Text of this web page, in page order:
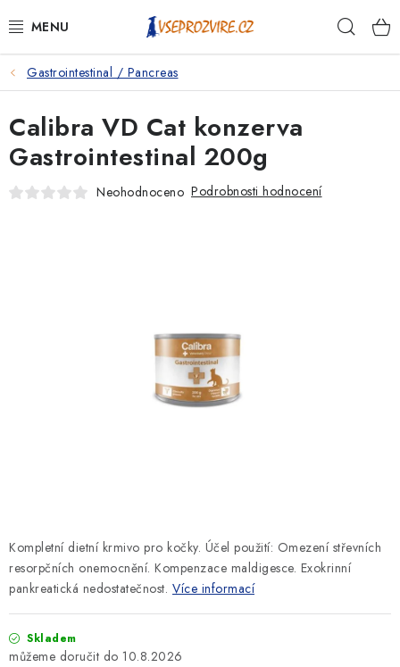
na
PSI
KOČKY
KONĚ
KRÁLÍCI/HLODAVCI/PTÁCI
Gastrointestinal / Pancreas
Kompletní dietní krmivo pro kočky. Účel použití: Omezení střevních
resorpčních onemocnění. Kompenzace maldigesce. Exokrinní
pankreatická nedostatečnost. Více informací
Skladem
10.8.2026
Calibra VD Cat konzerva
Gastrointestinal 200g
Neohodnoceno Podrobnosti hodnocení